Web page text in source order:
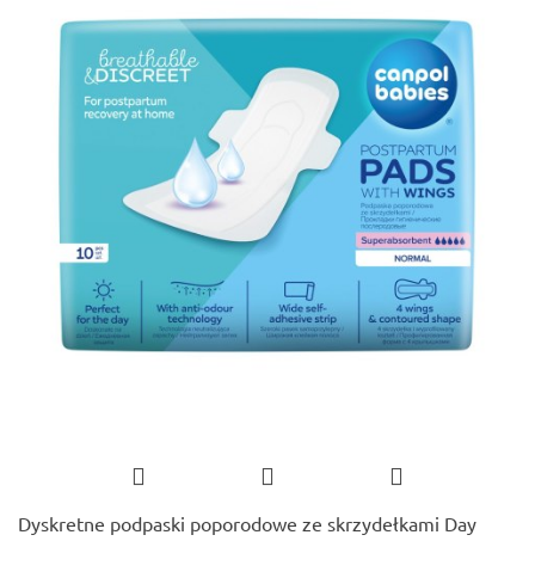
Dyskretne podpaski poporodowe ze skrzydełkami Day